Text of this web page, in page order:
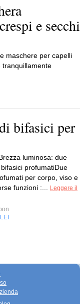
e secchi
maschere per capelli
tranquillamente
bifasici per
luminosa: due
profumatiDue
per corpo, viso e
funzioni :... Leggere il